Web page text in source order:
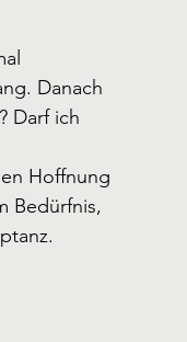
Danach
Darf ich
Hoffnung
Bedürfnis,